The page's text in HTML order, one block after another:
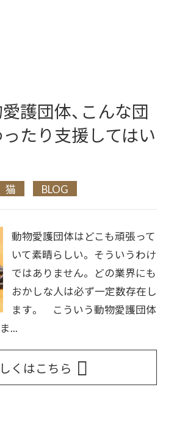
護団体、こんな団
たり支援してはい
猫 BLOG
動物愛護団体はどこも頑張って
いて素晴らしい。 そういうわけ
ではありません。 どの業界にも
おかしな人は必ず一定数存在し
ます。 こういう動物愛護団体
...
くはこちら